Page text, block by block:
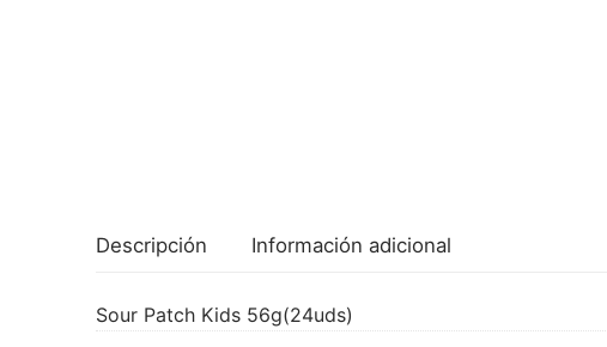
Descripción Información adicional
Sour Patch Kids 56g(24uds)